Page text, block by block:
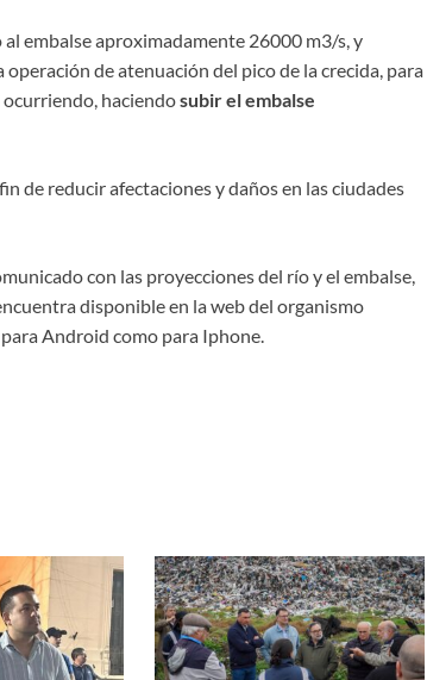
embalse aproximadamente 26000 m3/s, y
de atenuación del pico de la crecida, para
ocurriendo, haciendosubir el embalse
de reducir afectaciones y daños en las ciudades
con las proyecciones del río y el embalse,
disponible en la web del organismo
Android como para Iphone.